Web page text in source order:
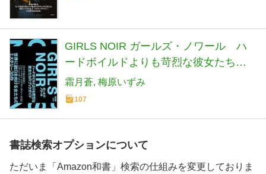
GIRLS NOIR ガールズ・ノワール ハ
ードボイルドよりも苛烈な彼女たちの
ブックガイド
霜月蒼 梅原いずみ
107
書誌検索オプションについて
ただいま「Amazon和書」検索の仕組みを変更しておりま